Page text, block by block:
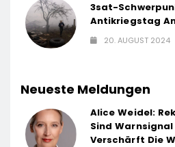
3sat-
Antikriegstag
20. AUGUST 2024
Neueste Meldungen
Alice Weidel:
Sind
Verschärft Die